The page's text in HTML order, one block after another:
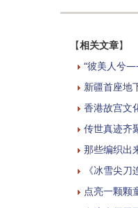
【相关文章】
“彼美人兮
新疆首座地
香港故宫文
传世真迹齐
那些编织出
《冰雪尖
点亮一颗